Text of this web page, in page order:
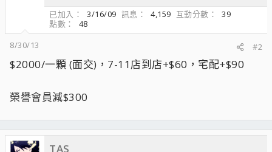
已加入
3/16/09 訊息 4,159 互動分數
39
點數
48
8/30/13
#2
$2000/一顆 (面交)，7-11店到店+$60，宅配+$90
榮譽會員減$300
TAS